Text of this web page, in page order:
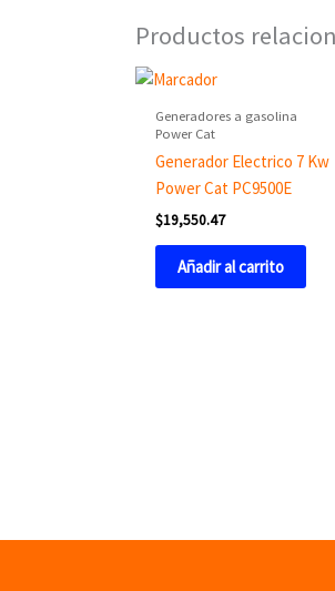
Productos
Generadores a gasolina
Power Cat
Generador Electrico 7 Kw
Power Cat PC9500E
$19,550.47
Añadir al carrito